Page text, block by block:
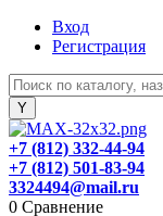
Вход
Регистрация
+7 (812) 332-44-94
+7 (812) 501-83-94
3324494@mail.ru
0 Сравнение